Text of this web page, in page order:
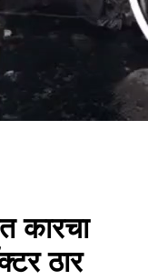
कारचा
ठार